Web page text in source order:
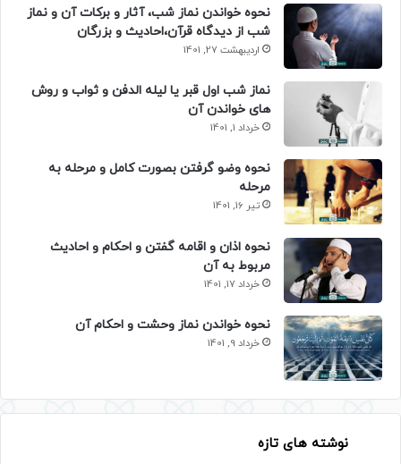
نحوه خواندن نماز شب، آثار و برکات آن و نماز
شب از دیدگاه قرآن،احادیث و بزرگان
اردیبهشت 27, 1401
نماز شب اول قبر یا لیله الدفن و ثواب و روش
های خواندن آن
خرداد 1, 1401
نحوه وضو گرفتن بصورت کامل و مرحله به
مرحله
تیر 16, 1401
نحوه اذان و اقامه گفتن و احکام و احادیث
مربوط به آن
خرداد 17, 1401
نحوه خواندن نماز وحشت و احکام آن
خرداد 9, 1401
نوشته های تازه